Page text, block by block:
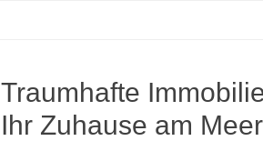
Traumhafte
Ihr Zuhause am